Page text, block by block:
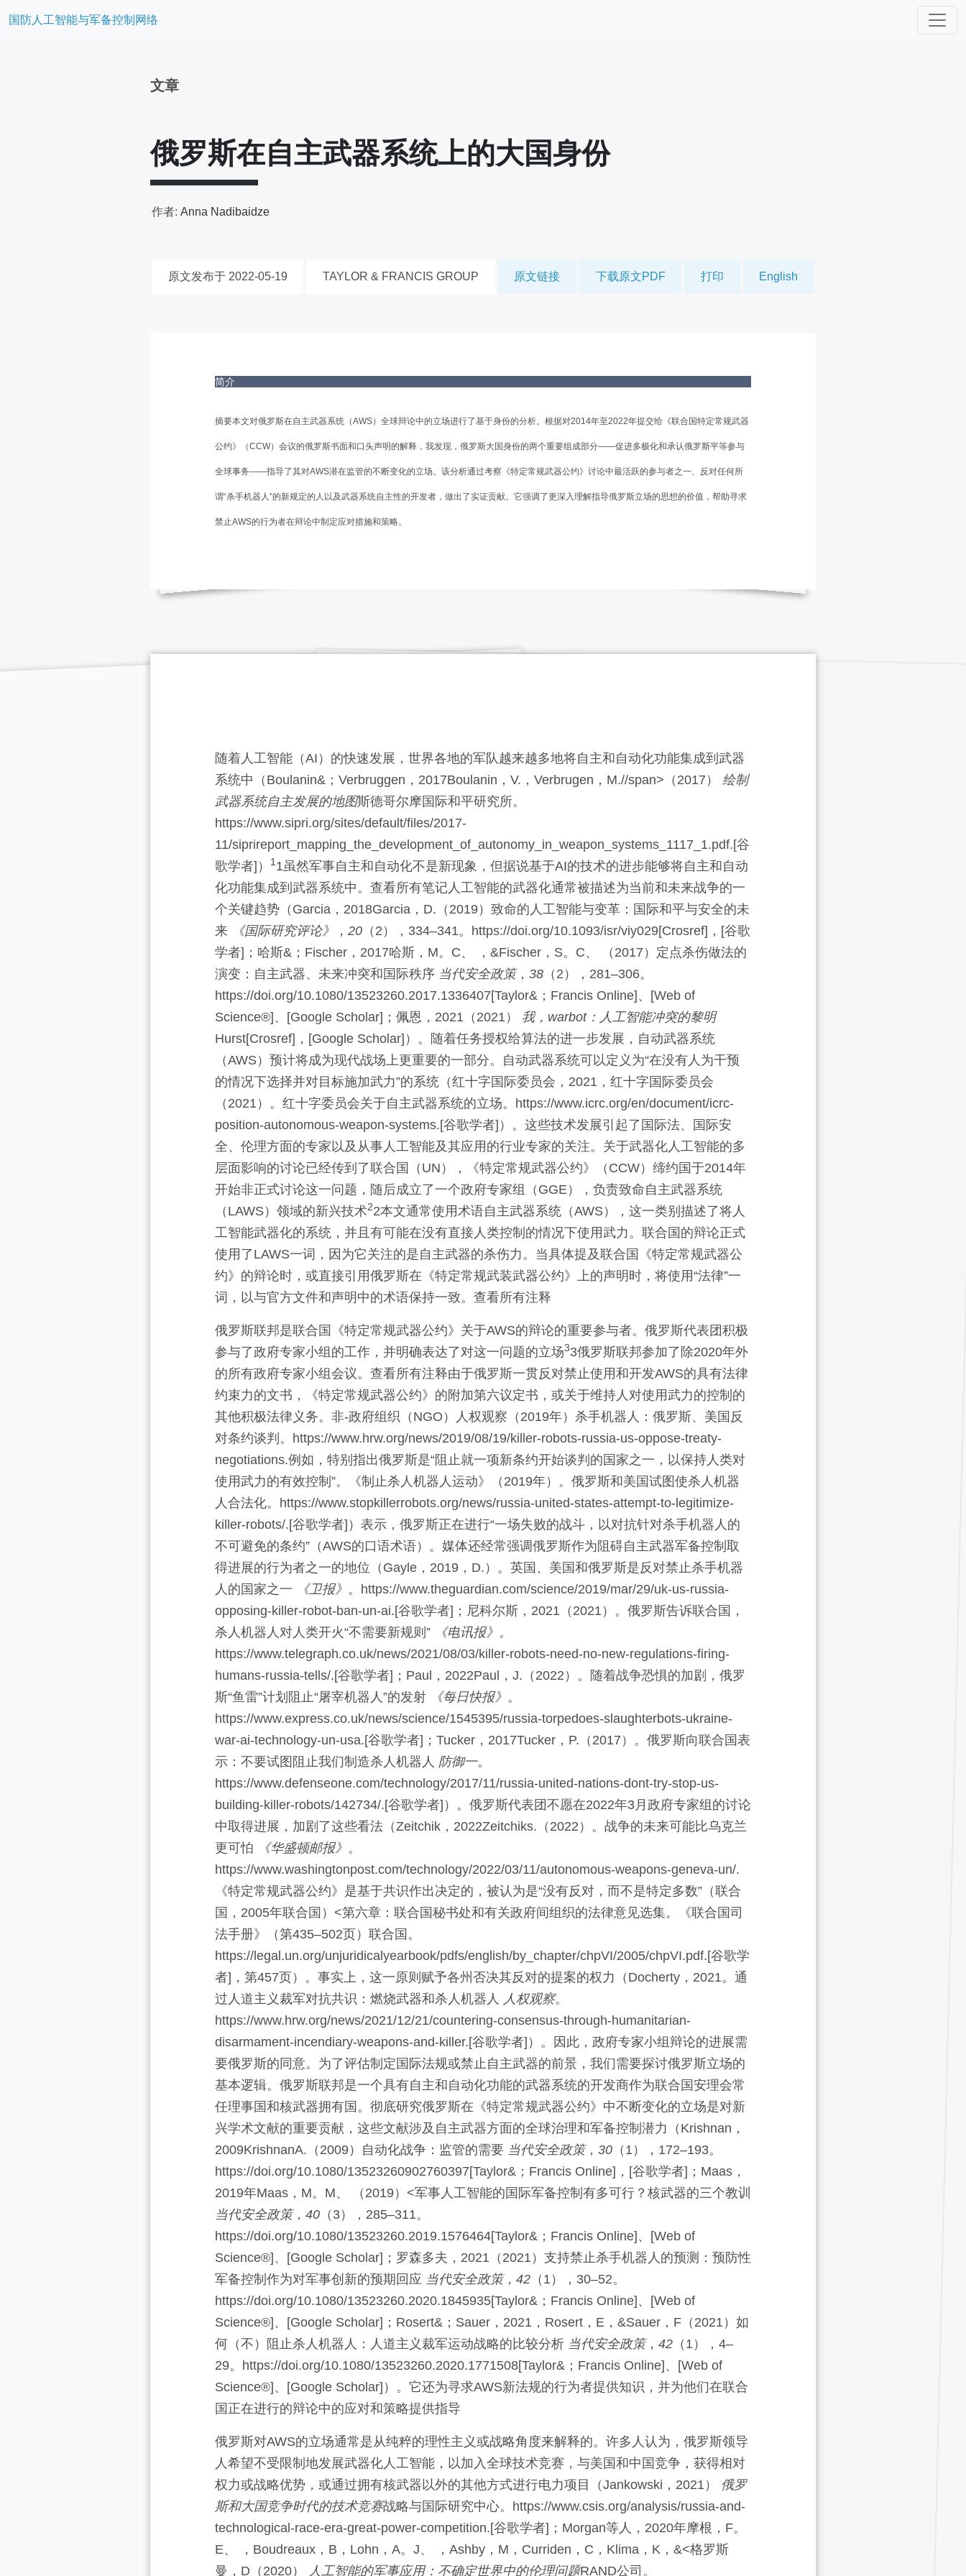
国防人工智能与军备控制网络
文章
俄罗斯在自主武器系统上的大国身份
作者: Anna Nadibaidze
原文发布于 2022-05-19 TAYLOR & FRANCIS GROUP 原文链接 下载原文PDF 打印 English
简介
摘要本文对俄罗斯在自主武器系统（AWS）全球辩论中的立场进行了基于身份的分析。根据对2014年至2022年提交给《联合国特定常规武器
公约》（CCW）会议的俄罗斯书面和口头声明的解释，我发现，俄罗斯大国身份的两个重要组成部分——促进多极化和承认俄罗斯平等参与
全球事务——指导了其对AWS潜在监管的不断变化的立场。该分析通过考察《特定常规武器公约》讨论中最活跃的参与者之一、反对任何所
谓“杀手机器人”的新规定的人以及武器系统自主性的开发者，做出了实证贡献。它强调了更深入理解指导俄罗斯立场的思想的价值，帮助寻求
禁止AWS的行为者在辩论中制定应对措施和策略。
随着人工智能（AI）的快速发展，世界各地的军队越来越多地将自主和自动化功能集成到武器
系统中（Boulanin&；Verbruggen， 2017Boulanin， V. ， Verbrugen， M.//span>（ 2017 ）
绘制
武器系统自主发展的地图斯德哥尔摩国际和平研究所。
https://www.sipri.org/sites/default/files/2017-
11/siprireport_mapping_the_development_of_autonomy_in_weapon_systems_1117_1.pdf.[谷
歌学者] ） 11虽然军事自主和自动化不是新现象，但据说基于AI的技术的进步能够将自主和自动
化功能集成到武器系统中。查看所有笔记人工智能的武器化通常被描述为当前和未来战争的一
个关键趋势（Garcia， 2018Garcia， D. （ 2019） 致命的人工智能与变革：国际和平与安全的未
来 《国际研究评论》 ， 20 （2）， 334–341。https://doi.org/10.1093/isr/viy029[Crosref] ，[谷歌
学者] ；哈斯&；Fischer， 2017哈斯， M。C、 ，&Fischer， S。C、 （ 2017 ） 定点杀伤做法的
演变：自主武器、未来冲突和国际秩序 当代安全政策， 38 （2）， 281–306。
https://doi.org/10.1080/13523260.2017.1336407[Taylor&；Francis Online]、[Web of
Science®] 、[Google Scholar] ；佩恩，2021 （2021）
我，warbot：人工智能冲突的黎明
Hurst[Crosref] ，[Google Scholar] ）。随着任务授权给算法的进一步发展，自动武器系统
（AWS）预计将成为现代战场上更重要的一部分。自动武器系统可以定义为“在没有人为干预
的情况下选择并对目标施加武力”的系统（红十字国际委员会，2021，红十字国际委员会
（2021）。红十字委员会关于自主武器系统的立场。https://www.icrc.org/en/document/icrc-
position-autonomous-weapon-systems.[谷歌学者] ）。这些技术发展引起了国际法、国际安
全、伦理方面的专家以及从事人工智能及其应用的行业专家的关注。关于武器化人工智能的多
层面影响的讨论已经传到了联合国（UN），《特定常规武器公约》（CCW）缔约国于2014年
开始非正式讨论这一问题，随后成立了一个政府专家组（GGE），负责致命自主武器系统
（LAWS）领域的新兴技术22本文通常使用术语自主武器系统（AWS），这一类别描述了将人
工智能武器化的系统，并且有可能在没有直接人类控制的情况下使用武力。联合国的辩论正式
使用了LAWS一词，因为它关注的是自主武器的杀伤力。当具体提及联合国《特定常规武器公
约》的辩论时，或直接引用俄罗斯在《特定常规武装武器公约》上的声明时，将使用“法律”一
词，以与官方文件和声明中的术语保持一致。查看所有注释
俄罗斯联邦是联合国《特定常规武器公约》关于AWS的辩论的重要参与者。俄罗斯代表团积极
参与了政府专家小组的工作，并明确表达了对这一问题的立场33俄罗斯联邦参加了除2020年外
的所有政府专家小组会议。查看所有注释由于俄罗斯一贯反对禁止使用和开发AWS的具有法律
约束力的文书，《特定常规武器公约》的附加第六议定书，或关于维持人对使用武力的控制的
其他积极法律义务。非-政府组织（NGO）人权观察（2019年）杀手机器人：俄罗斯、美国反
对条约谈判。https://www.hrw.org/news/2019/08/19/killer-robots-russia-us-oppose-treaty-
negotiations.例如，特别指出俄罗斯是“阻止就一项新条约开始谈判的国家之一，以保持人类对
使用武力的有效控制”。《制止杀人机器人运动》（2019年）。俄罗斯和美国试图使杀人机器
人合法化。https://www.stopkillerrobots.org/news/russia-united-states-attempt-to-legitimize-
killer-robots/.[谷歌学者] ）表示，俄罗斯正在进行“一场失败的战斗，以对抗针对杀手机器人的
不可避免的条约”（AWS的口语术语）。媒体还经常强调俄罗斯作为阻碍自主武器军备控制取
得进展的行为者之一的地位（Gayle， 2019 ， D. ）。英国、美国和俄罗斯是反对禁止杀手机器
人的国家之一 《卫报》 。https://www.theguardian.com/science/2019/mar/29/uk-us-russia-
opposing-killer-robot-ban-un-ai.[谷歌学者] ；尼科尔斯，2021（2021）。俄罗斯告诉联合国，
杀人机器人对人类开火“不需要新规则” 《电讯报》 。
https://www.telegraph.co.uk/news/2021/08/03/killer-robots-need-no-new-regulations-firing-
humans-russia-tells/.[谷歌学者] ；Paul， 2022Paul， J. （ 2022 ）。随着战争恐惧的加剧，俄罗
斯“鱼雷”计划阻止“屠宰机器人”的发射 《每日快报》 。
https://www.express.co.uk/news/science/1545395/russia-torpedoes-slaughterbots-ukraine-
war-ai-technology-un-usa.[谷歌学者] ；Tucker， 2017Tucker， P. （ 2017 ）。俄罗斯向联合国表
示：不要试图阻止我们制造杀人机器人 防御一。
https://www.defenseone.com/technology/2017/11/russia-united-nations-dont-try-stop-us-
building-killer-robots/142734/.[谷歌学者] ）。俄罗斯代表团不愿在2022年3月政府专家组的讨论
中取得进展，加剧了这些看法（Zeitchik， 2022Zeitchiks. （ 2022 ）。战争的未来可能比乌克兰
更可怕 《华盛顿邮报》 。
https://www.washingtonpost.com/technology/2022/03/11/autonomous-weapons-geneva-un/.
《特定常规武器公约》是基于共识作出决定的，被认为是“没有反对，而不是特定多数”（联合
国，2005年联合国）<第六章：联合国秘书处和有关政府间组织的法律意见选集。《联合国司
法手册》（第435–502页） 联合国。
https://legal.un.org/unjuridicalyearbook/pdfs/english/by_chapter/chpVI/2005/chpVI.pdf.[谷歌学
者] ，第457页）。事实上，这一原则赋予各州否决其反对的提案的权力（Docherty，2021。通
过人道主义裁军对抗共识：燃烧武器和杀人机器人 人权观察。
https://www.hrw.org/news/2021/12/21/countering-consensus-through-humanitarian-
disarmament-incendiary-weapons-and-killer.[谷歌学者] ）。因此，政府专家小组辩论的进展需
要俄罗斯的同意。为了评估制定国际法规或禁止自主武器的前景，我们需要探讨俄罗斯立场的
基本逻辑。俄罗斯联邦是一个具有自主和自动化功能的武器系统的开发商作为联合国安理会常
任理事国和核武器拥有国。彻底研究俄罗斯在《特定常规武器公约》中不断变化的立场是对新
兴学术文献的重要贡献，这些文献涉及自主武器方面的全球治理和军备控制潜力（Krishnan，
2009KrishnanA. （ 2009） 自动化战争：监管的需要 当代安全政策， 30 （1）， 172–193。
https://doi.org/10.1080/13523260902760397[Taylor&；Francis Online] ，[谷歌学者] ；Maas，
2019年Maas， M。M、 （ 2019）<军事人工智能的国际军备控制有多可行？核武器的三个教训
当代安全政策， 40 （3）， 285–311。
https://doi.org/10.1080/13523260.2019.1576464[Taylor&；Francis Online]、[Web of
Science®] 、[Google Scholar] ；罗森多夫，2021（2021） 支持禁止杀手机器人的预测：预防性
军备控制作为对军事创新的预期回应 当代安全政策， 42 （1）， 30–52。
https://doi.org/10.1080/13523260.2020.1845935[Taylor&；Francis Online]、[Web of
Science®] 、[Google Scholar] ；Rosert&；Sauer，2021，Rosert，E，&Sauer， F （2021） 如
何（不）阻止杀人机器人：人道主义裁军运动战略的比较分析 当代安全政策， 42 （1）， 4–
29。https://doi.org/10.1080/13523260.2020.1771508[Taylor&；Francis Online]、[Web of
Science®] 、[Google Scholar] ）。它还为寻求AWS新法规的行为者提供知识，并为他们在联合
国正在进行的辩论中的应对和策略提供指导
俄罗斯对AWS的立场通常是从纯粹的理性主义或战略角度来解释的。许多人认为，俄罗斯领导
人希望不受限制地发展武器化人工智能，以加入全球技术竞赛，与美国和中国竞争，获得相对
权力或战略优势，或通过拥有核武器以外的其他方式进行电力项目（Jankowski，2021）
俄罗
斯和大国竞争时代的技术竞赛战略与国际研究中心。https://www.csis.org/analysis/russia-and-
technological-race-era-great-power-competition.[谷歌学者] ；Morgan等人，2020年摩根， F。
E、
， Boudreaux， B ， Lohn， A。J、 ， Ashby， M ， Curriden， C ， Klima， K ，&<格罗斯
曼，D （ 2020） 人工智能的军事应用：不确定世界中的伦理问题RAND公司 。